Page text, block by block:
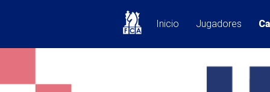
Inicio Jugadores